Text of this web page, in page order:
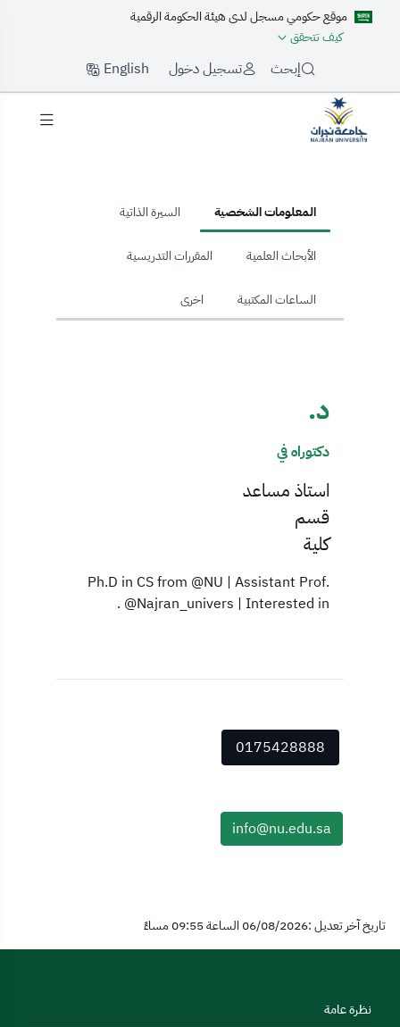
موقع حكومي مسجل لدى هيئة الحكومة الرقمية
كيف تتحقق
إبحث تسجيل دخول English
المعلومات الشخصية السيرة الذاتية
الأبحاث العلمية المقررات التدريسية
الساعات المكتبية اخرى
د.
دكتوراه في
استاذ مساعد
قسم
كلية
Ph.D in CS from @NU | Assistant Prof.
@Najran_univers | Interested in .
0175428888
info@nu.edu.sa
تاريخ آخر تعديل :06/08/2026 الساعة 09:55 مساءً
نظرة عامة